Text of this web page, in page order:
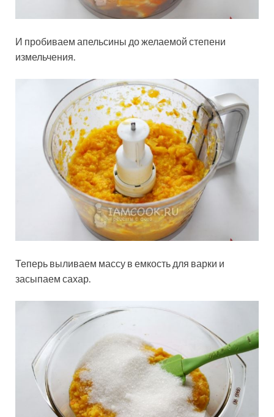
И пробиваем апельсины до желаемой степени
измельчения.
Теперь выливаем массу в емкость для варки и
засыпаем сахар.